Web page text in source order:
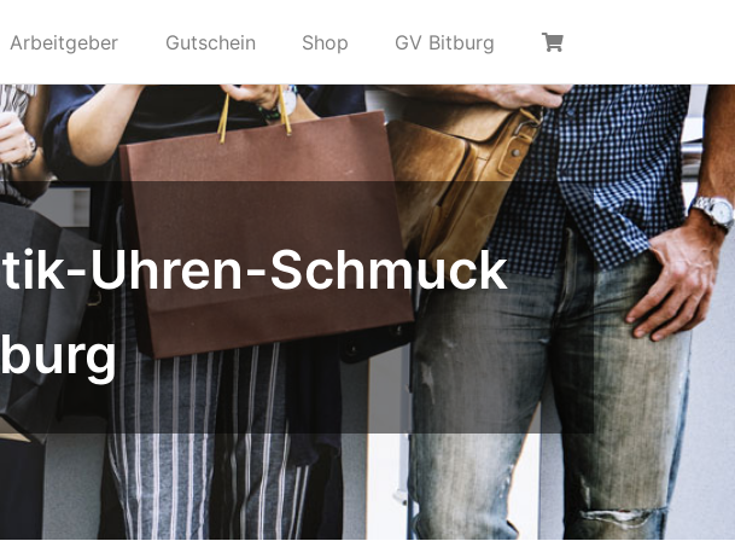
Arbeitgeber Gutschein Shop GV Bitburg
Uhren-Schmuck